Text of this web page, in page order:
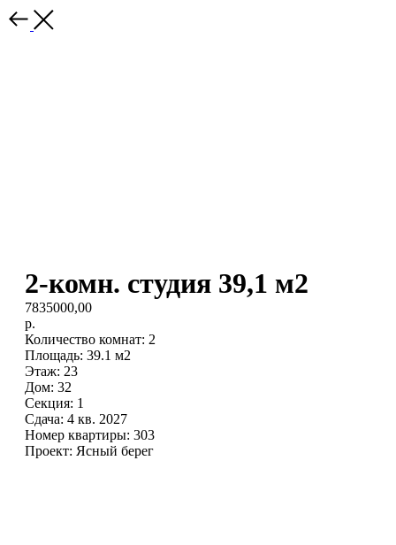
2-комн. студия 39,1 м2
7835000,00
р.
Количество комнат: 2
Площадь: 39.1 м2
Этаж: 23
Дом: 32
Секция: 1
Сдача: 4 кв. 2027
Номер квартиры: 303
Проект: Ясный берег